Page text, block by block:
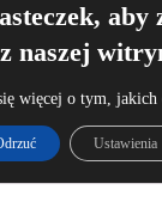
aby
naszej
więcej o tym,
Ustawienia